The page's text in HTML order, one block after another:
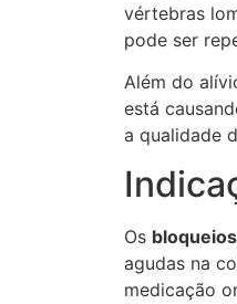
vértebras
pode ser
Além do
está
a qualidade
Os
agudas na
medicação